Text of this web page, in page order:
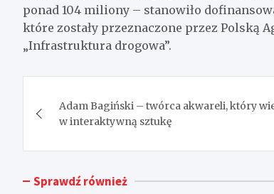
ponad 104 miliony – stanowiło
które zostały przeznaczone przez Polską
„Infrastruktura drogowa”.
wpisu
Adam Bagiński – twórca akwareli, który
w interaktywną sztukę
Sprawdź również